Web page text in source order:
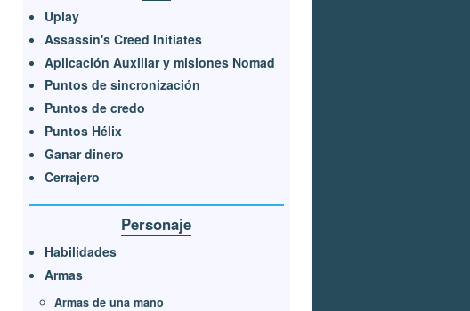
Uplay
Assassin's Creed Initiates
Aplicación Auxiliar y misiones Nomad
Puntos de sincronización
Puntos de credo
Puntos Hélix
Ganar dinero
Cerrajero
Personaje
Habilidades
Armas
Armas de una mano